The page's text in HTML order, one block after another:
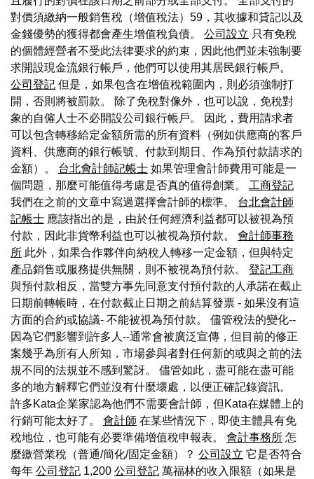
對價須繳納一般銷售稅（增值稅法）59，其收據和貸記以及
金錢優勢的獲得都會產生增值稅負債。 公司設立 只有免稅
的個體經營者不受此法律要求的約束，因此他們並未強制要
求開設現金流銀行帳戶，他們可以使用其居民銀行帳戶。
公司登記 但是，如果包含在增值稅範圍內，則必須強制打
開，否則將被罰款。 除了免稅對像外，也可以說，免稅對
象的自僱人士不必開設公司銀行帳戶。 因此，費用請求者
可以包含轉移給定金額所需的所有資料（例如供應商的客戶
資料、供應商的銀行帳號、付款到期日、作為預付款請求的
金額）。 台北會計師記帳士 如果管理會計師費用可能是一
個問題，那麼可能值得考慮是否真的值得創業。 工商登記
我們在之前的文章中寫過選擇會計師的標準。 台北會計師
記帳士 應該指出的是，由於任何經濟利益都可以被視為預
付款，因此非貨幣利益也可以被視為預付款。 會計師事務
所 此外，如果合作夥伴向納稅人轉移一定金額，但與特定
產品銷售或服務提供無關，則不被視為預付款。 登記工商
與預付款相反，當雙方事先同意支付預付款的人承諾在截止
日期前轉帳時，在付款截止日期之前結算發票 - 如果沒有這
方面的合約或協議- 不能被視為預付款。 儘管稅法的變化--
因為它們影響到許多人--通常會被廣泛宣傳，但目前的修正
案幾乎為所有人所知，市場參與者對任何新的或與之前的法
規不同的法規並不感到驚訝。 儘管如此，盡可能在盡可能
多的地方解釋它們並沒有什麼壞處，以便正確記錄資訊。
許多Kata企業家認為他們不需要會計師，但Kata在媒體上的
行銷可能太好了。 會計師 在某些情況下，即使主體具有免
稅地位，也可能有必要準備增值稅申報表。 會計事務所 怎
麼繳營業稅（普通/簡化/固定金額）？ 公司設立 它是否符合
每年 公司登記 1,200 公司登記 萬福林的收入限額（如果是